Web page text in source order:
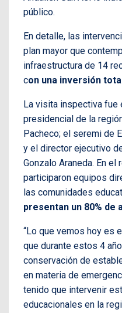
público.
En detalle, las
plan mayor que
infraestructura de 14
con una inversión
La visita inspectiva fue
presidencial de la
Pacheco; el seremi de
y el director ejecutivo
Gonzalo Araneda. En el
participaron equipos
las comunidades
presentan un 80% de
“Lo que vemos hoy es
que durante estos 4
conservación de
en materia de
tenido que intervenir
educacionales en la